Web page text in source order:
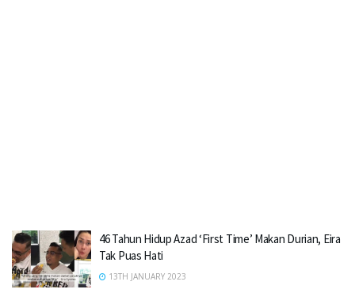
46 Tahun Hidup Azad ‘First Time’ Makan Durian, Eira
Tak Puas Hati
13TH JANUARY 2023